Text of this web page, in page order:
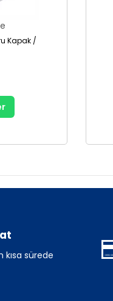
Kapak /
kısa sürede